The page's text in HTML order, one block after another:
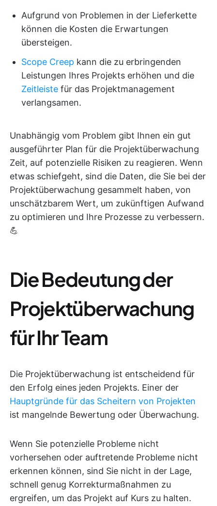
Aufgrund von Problemen in der Lieferkette
können die Kosten die Erwartungen
übersteigen.
Scope Creep kann die zu erbringenden
Leistungen Ihres Projekts erhöhen und die
Zeitleiste für das Projektmanagement
verlangsamen.
Unabhängig vom Problem gibt Ihnen ein gut
ausgeführter Plan für die Projektüberwachung
Zeit, auf potenzielle Risiken zu reagieren. Wenn
etwas schiefgeht, sind die Daten, die Sie bei der
Projektüberwachung gesammelt haben, von
unschätzbarem Wert, um zukünftigen Aufwand
zu optimieren und Ihre Prozesse zu verbessern.
💪
Die Bedeutung der
Projektüberwachung
für Ihr Team
Die Projektüberwachung ist entscheidend für
den Erfolg eines jeden Projekts. Einer der
Hauptgründe für das Scheitern von Projekten
ist mangelnde Bewertung oder Überwachung.
Wenn Sie potenzielle Probleme nicht
vorhersehen oder auftretende Probleme nicht
erkennen können, sind Sie nicht in der Lage,
schnell genug Korrekturmaßnahmen zu
ergreifen, um das Projekt auf Kurs zu halten.